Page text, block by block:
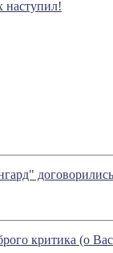
наступил!
договорились
критика (о